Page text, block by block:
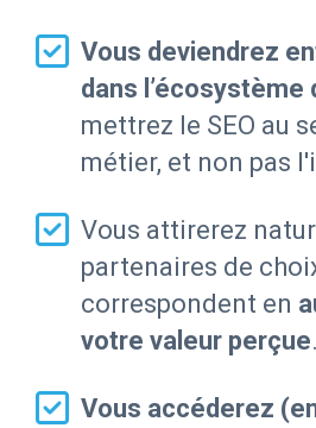
Vous deviendrez
dans l’écosystème
mettrez le SEO au
métier, et non pas
Vous attirerez
partenaires de
correspondent en
votre valeur perçue.
Vous accéderez